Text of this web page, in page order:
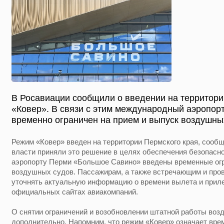
В Росавиации сообщили о введении на
«Ковер». В связи с этим международный
временно ограничен на прием и выпуск
Режим «Ковер» введен на территории Пермского края,
власти приняли это решение в целях обеспечения
аэропорту Перми «Большое Савино» введены временные
воздушных судов. Пассажирам, а также встречающим и
уточнять актуальную информацию о времени вылета и
официальных сайтах авиакомпаний.
О снятии ограничений и возобновлении штатной работы
дополнительно. Напомним, что режим «Ковер» означает